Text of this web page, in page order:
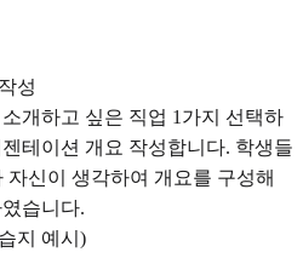
성
개하고 싶은 직업 1가지 선택하
테이션 개요 작성합니다. 학생들
신이 생각하여 개요를 구성해
습니다.
지 예시)